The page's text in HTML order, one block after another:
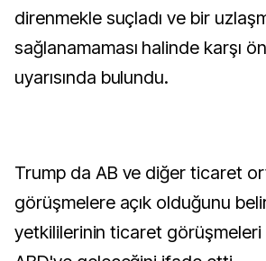
direnmekle suçladı ve bir
sağlanamaması halinde karşı
uyarısında bulundu.
Trump da AB ve diğer ticaret
görüşmelere açık olduğunu
yetkililerinin ticaret görüşmeleri